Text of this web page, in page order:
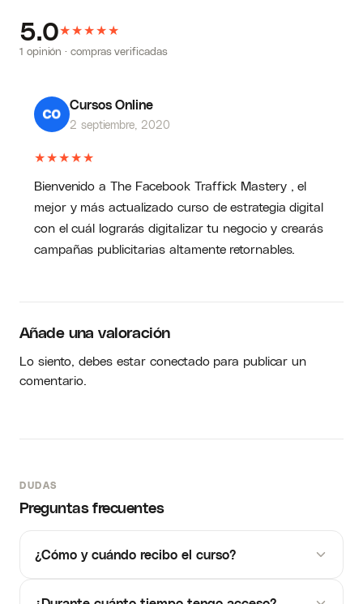
experiencias y eventos de emprendimiento
más futuristas en todo el continente
5.0★★★★★
1 opinión · compras verificadas
Cursos Online
2 septiembre, 2020
★★★★★
Bienvenido a The Facebook Traffick Mastery , el
mejor y más actualizado curso de estrategia digital
con el cuál lograrás digitalizar tu negocio y crearás
campañas publicitarias altamente retornables.
Añade una valoración
Lo siento, debes estarconectadopara publicar un
comentario.
DUDAS
Preguntas frecuentes
¿Cómo y cuándo recibo el curso?